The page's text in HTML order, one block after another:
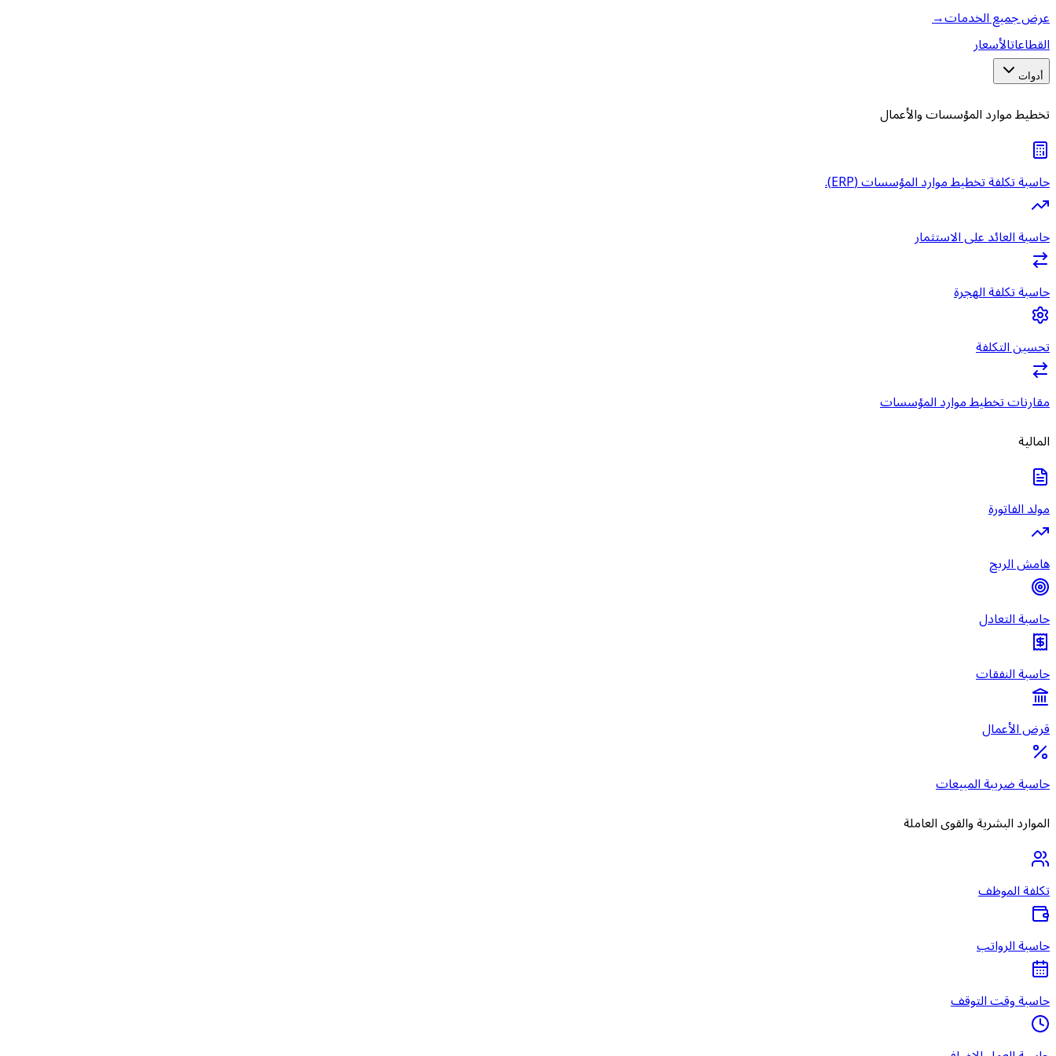
عرض جميع الخدمات→
القطاعاتالأسعار
أدوات
تخطيط موارد المؤسسات والأعمال
حاسبة تكلفة تخطيط موارد المؤسسات (ERP).
حاسبة العائد على الاستثمار
حاسبة تكلفة الهجرة
تحسين التكلفة
مقارنات تخطيط موارد المؤسسات
المالية
مولد الفاتورة
هامش الربح
حاسبة التعادل
حاسبة النفقات
قرض الأعمال
حاسبة ضريبة المبيعات
الموارد البشرية والقوى العاملة
تكلفة الموظف
حاسبة الرواتب
حاسبة وقت التوقف